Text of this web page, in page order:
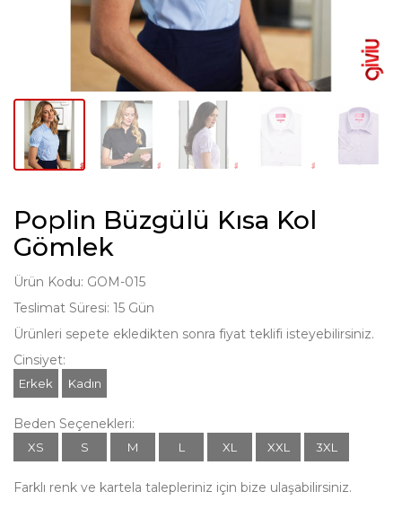
Poplin Büzgülü Kısa Kol
Gömlek
Ürün Kodu: GOM-015
Teslimat Süresi: 15 Gün
Ürünleri sepete ekledikten sonra fiyat teklifi isteyebilirsiniz.
Cinsiyet:
Erkek Kadın
Beden Seçenekleri:
XS S M L XL XXL 3XL
Farklı renk ve kartela talepleriniz için bize ulaşabilirsiniz.